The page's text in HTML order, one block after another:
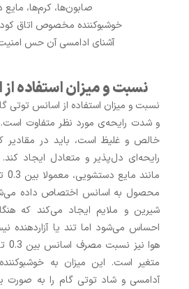
صابون‌ها، کرم‌ها،
خوشبوکننده مخصوص اتاق
آشنای ادامسی آن حس
نسبت و میزان استفاده
نسبت و میزان استفاده از اسانس
و شدت رایحه‌ی مورد نظر متفاوت
خالص و غلیظ است، باید در مقادیر
رایحه‌ای دل‌پذیر و متعادل ایجاد
محصول به اسانس اختصاص داده
شیرین و ملایم ایجاد می‌کند که
احساس می‌شود اما تند یا آزاردهنده
متغیر است. این میزان به
آدامسی و شاد توتی گام را به‌